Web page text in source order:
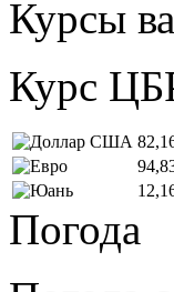
Курсы
Курс
Погода